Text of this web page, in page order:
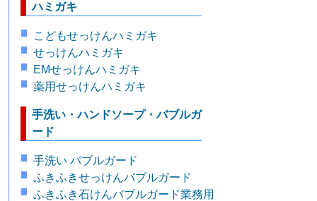
ハミガキ
こどもせっけんハミガキ
せっけんハミガキ
EMせっけんハミガキ
薬用せっけんハミガキ
手洗い・ハンドソープ・バブルガ
ード
手洗い バブルガード
ふきふきせっけんバブルガード
ふきふき石けんバブルガード業務用